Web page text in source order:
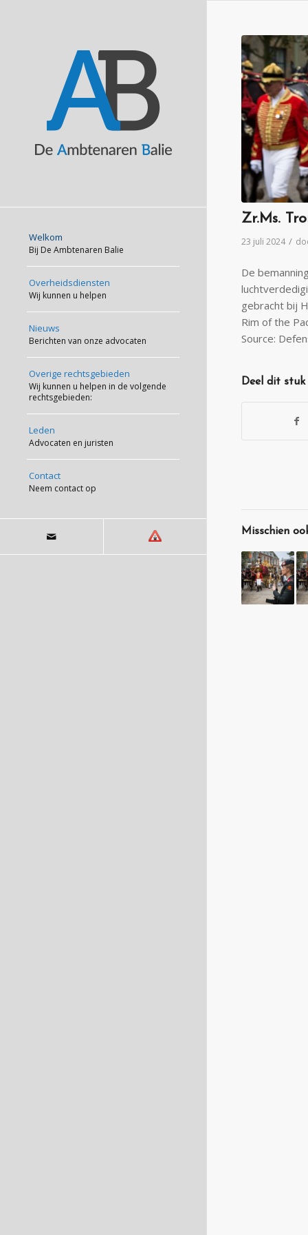
Welkom
Bij De Ambtenaren Balie
Overheidsdiensten
Wij kunnen u helpen
Nieuws
Berichten van onze advocaten
Overige rechtsgebieden
Wij kunnen u helpen in de volgende
rechtsgebieden:
Leden
Advocaten en juristen
Contact
Neem contact op
Zr.Ms.
23 juli 2024 /
De
gebracht bij
Rim of the
Source:
Deel dit stuk
Misschien